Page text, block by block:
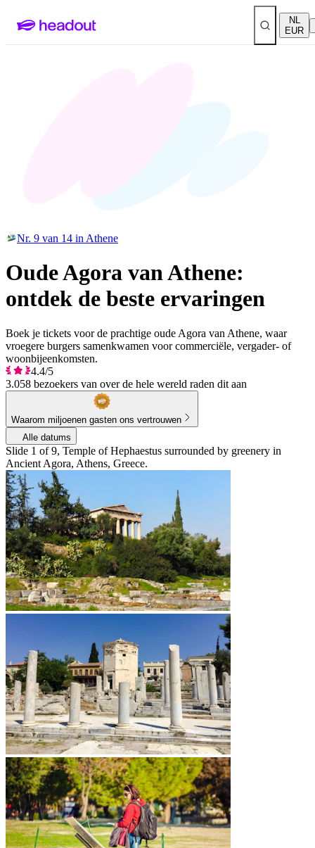
NL
EUR
Nr. 9 van 14 in Athene
Oude Agora van Athene:
ontdek de beste ervaringen
Boek je tickets voor de prachtige oude Agora van Athene, waar
vroegere burgers samenkwamen voor commerciële, vergader- of
woonbijeenkomsten.
4.4/5
3.058 bezoekers van over de hele wereld raden dit aan
Waarom miljoenen gasten ons vertrouwen
Alle datums
Slide 1 of 9, Temple of Hephaestus surrounded by greenery in
Ancient Agora, Athens, Greece.